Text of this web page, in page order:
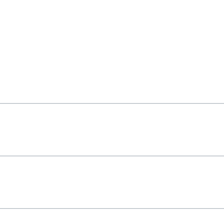
geneigte Hinterfüllungen,